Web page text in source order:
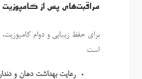
مراقبت‌های پس از
برای حفظ زیبایی و دوام
است:
رعایت بهداشت دهان و